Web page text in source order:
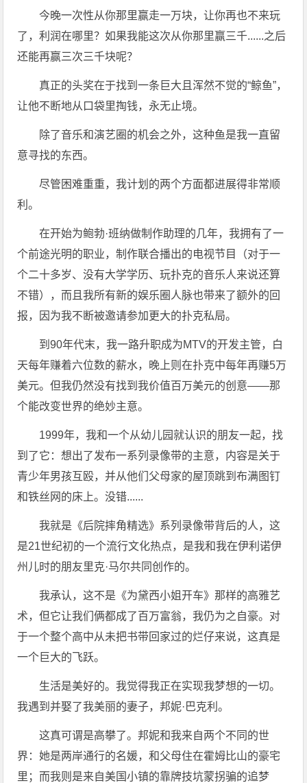
今晚一次性从你那里赢走一万块，让你再也不来玩
了，利润在哪里？如果我能这次从你那里赢三千......之后
还能再赢三次三千块呢？
真正的头奖在于找到一条巨大且浑然不觉的“鲸鱼”，
让他不断地从口袋里掏钱，永无止境。
除了音乐和演艺圈的机会之外，这种鱼是我一直留
意寻找的东西。
尽管困难重重，我计划的两个方面都进展得非常顺
利。
在开始为鲍勃·班纳做制作助理的几年，我拥有了一
个前途光明的职业，制作联合播出的电视节目（对于一
个二十多岁、没有大学学历、玩扑克的音乐人来说还算
不错），而且我所有新的娱乐圈人脉也带来了额外的回
报，因为我不断被邀请参加更大的扑克私局。
到90年代末，我一路升职成为MTV的开发主管，白
天每年赚着六位数的薪水，晚上则在扑克中每年再赚5万
美元。但我仍然没有找到我价值百万美元的创意——那
个能改变世界的绝妙主意。
1999年，我和一个从幼儿园就认识的朋友一起，找
到了它：想出了发布一系列录像带的主意，内容是关于
青少年男孩互殴，并从他们父母家的屋顶跳到布满图钉
和铁丝网的床上。没错......
我就是《后院摔角精选》系列录像带背后的人，这
是21世纪初的一个流行文化热点，是我和我在伊利诺伊
州儿时的朋友里克·马尔共同创作的。
我承认，这不是《为黛西小姐开车》那样的高雅艺
术，但它让我们俩都成了百万富翁，我仍为之自豪。对
于一个整个高中从未把书带回家过的烂仔来说，这真是
一个巨大的飞跃。
生活是美好的。我觉得我正在实现我梦想的一切。
我遇到并娶了我美丽的妻子，邦妮·巴克利。
这真可谓是高攀了。邦妮和我来自两个不同的世
界：她是两岸通行的名媛，和父母住在霍姆比山的豪宅
里；而我则是来自美国小镇的靠牌技坑蒙拐骗的追梦